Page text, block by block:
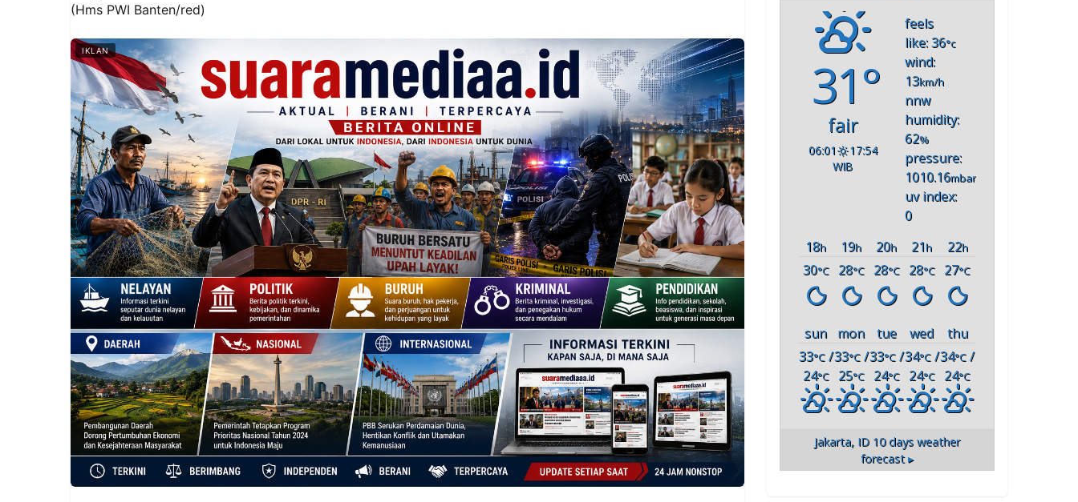
(Hms PWI Banten/red)
IKLAN
31°
fair
06:01
17:54
WIB
feels
like: 36°c
wind:
13km/h
nnw
humidity:
62%
pressure:
1010.16mbar
uv index:
0
18h 19h 20h 21h 22h
30°C 28°C 28°C 28°C 27°C
sun mon tue wed
thu
33°C/
24°C
33°C/
25°C
33°C/
24°C
34°C/
24°C
34°C /
24°C
Jakarta, ID 10 days weather
forecast ▸